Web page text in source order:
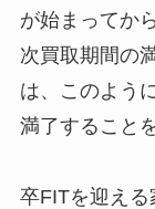
が始まってか
次買取期間の
は、このよう
満了すること
卒FITを迎え